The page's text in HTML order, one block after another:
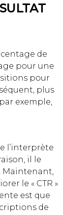
de
pour une
pour
plus
exemple,
l’interprète
il le
Maintenant,
le « CTR »
est que
de